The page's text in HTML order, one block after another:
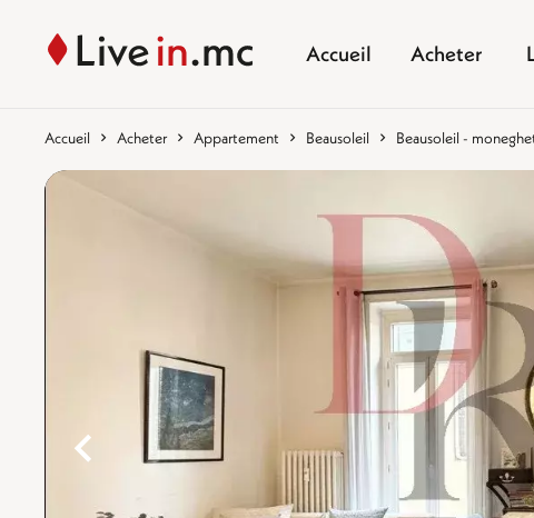
Accueil Acheter
Accueil Acheter Appartement Beausoleil Beausoleil -
%}